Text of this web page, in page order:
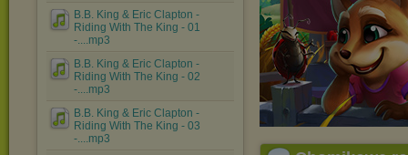
B.B. King & Eric Clapton -
Riding With The King - 01
-....mp3
B.B. King & Eric Clapton -
Riding With The King - 02
-....mp3
B.B. King & Eric Clapton -
Riding With The King - 03
-....mp3